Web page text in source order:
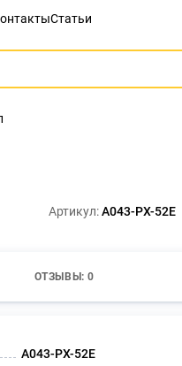
Статьи
A043-PX-52E
Артикул:A043-PX-52E
ОТЗЫВЫ: 0